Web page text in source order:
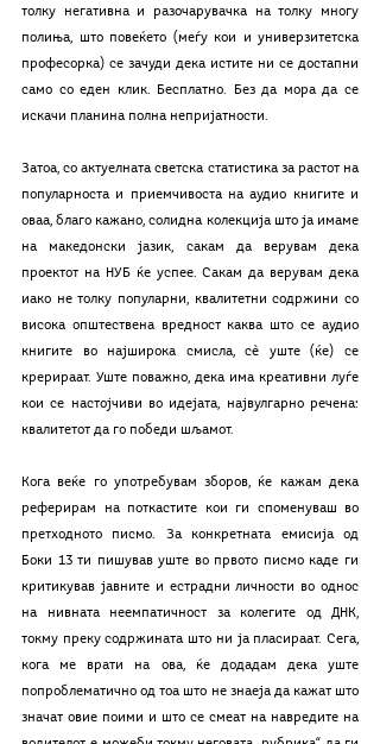
толку негативна и разочарувачка на толку многу
полиња, што повеќето (меѓу кои и универзитетска
професорка) се зачуди дека истите ни се достапни
само со еден клик. Бесплатно. Без да мора да се
искачи планина полна непријатности.
Затоа, со актуелната светска статистика за растот на
популарноста и приемчивоста на аудио книгите и
оваа, благо кажано, солидна колекција што ја имаме
на македонски јазик, сакам да верувам дека
проектот на НУБ ќе успее. Сакам да верувам дека
иако не толку популарни, квалитетни содржини со
висока општествена вредност каква што се аудио
книгите во најширока смисла, сѐ уште (ќе) се
крерираат. Уште поважно, дека има креативни луѓе
кои се настојчиви во идејата, највулгарно речена:
квалитетот да го победи шљамот.
Кога веќе го употребувам зборов, ќе кажам дека
реферирам на поткастите кои ги споменуваш во
претходното писмо. За конкретната емисија од
Боки 13 ти пишував уште во првото писмо каде ги
критикував јавните и естрадни личности во однос
на нивната неемпатичност за колегите од ДНК,
токму преку содржината што ни ја пласираат. Сега,
кога ме врати на ова, ќе додадам дека уште
попроблематично од тоа што не знаеја да кажат што
значат овие поими и што се смеат на навредите на